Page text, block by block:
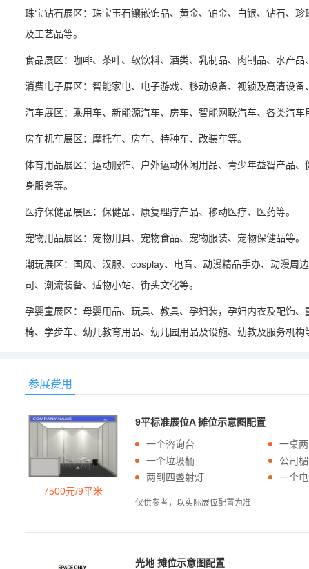
珠宝钻石展区：珠宝玉石镶嵌饰品、黄金、铂金、白银、钻石、
及工艺品等。
食品展区：咖啡、茶叶、软饮料、酒类、乳制品、肉制品、水产
消费电子展区：智能家电、电子游戏、移动设备、视锁及高清设
汽车展区：乘用车、新能源汽车、房车、智能网联汽车、各类汽
房车机车展区：摩托车、房车、特种车、改装车等。
体育用品展区：运动服饰、户外运动休闲用品、青少年益智产品
身服务等。
医疗保健品展区：保健品、康复理疗产品、移动医疗、医药等。
宠物用品展区：宠物用具、宠物食品、宠物服装、宠物保健品等。
潮玩展区：国风、汉服、cosplay、电音、动漫精品手办、动漫周
司、潮流装备、适物小站、街头文化等。
孕婴童展区：母婴用品、玩具、教具、孕妇装，孕妇内衣及配饰
椅、学步车、幼儿教育用品、幼儿园用品及设施、幼教及服务机构
参展费用
7500元/9平米
9平标准展位A 摊位示意图配置
一个咨询台
一桌
一个垃圾桶
公司
两到四盏射灯
一个
仅供参考，以实际展位配置为准
光地 摊位示意图配置